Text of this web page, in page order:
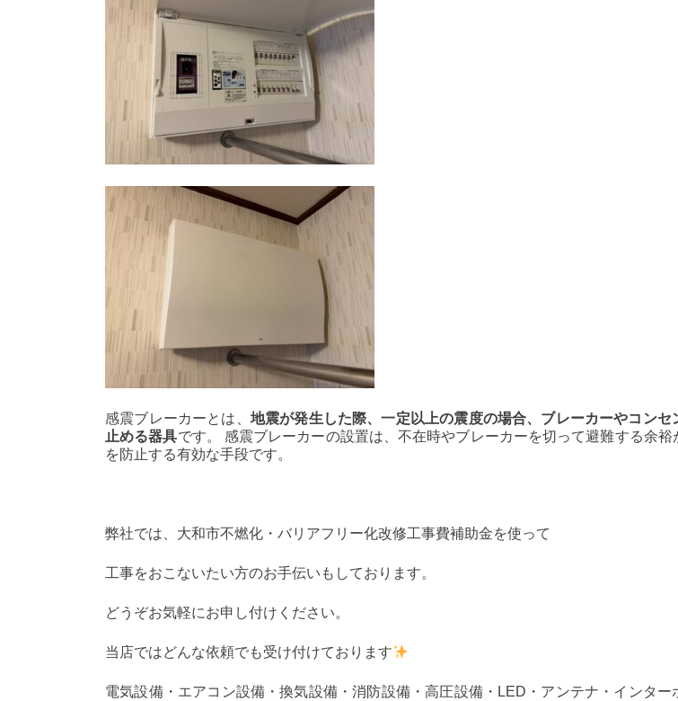
感震ブレーカーとは、 地震が発生した際、一定以上の震度の場合、ブレーカーやコンセ
止める器具です。 感震ブレーカーの設置は、不在時やブレーカーを切って避難する余裕
を防止する有効な手段です。
弊社では、大和市不燃化・バリアフリー化改修工事費補助金を使って
工事をおこないたい方のお手伝いもしております。
どうぞお気軽にお申し付けください。
当店ではどんな依頼でも受け付けております
電気設備・エアコン設備・換気設備・消防設備・高圧設備・LED・アンテナ・インター